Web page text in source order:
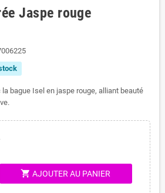
Jaspe rouge
bague Isel en jaspe rouge, alliant beauté
shopping_cart AJOUTER AU PANIER